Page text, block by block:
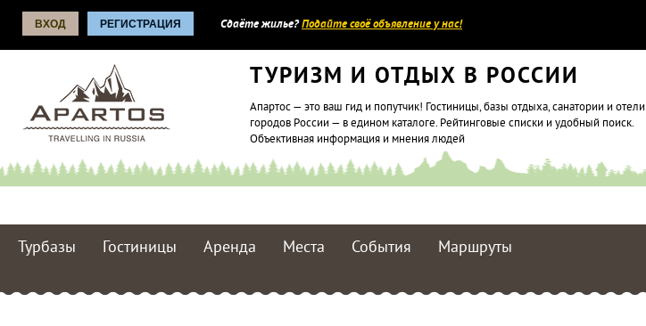
ВХОД РЕГИСТРАЦИЯ Сдаёте жилье?Подайте своё объявление у нас!
ТУРИЗМ И ОТДЫХ В РОССИИ
Апартос — это ваш гид и попутчик! Гостиницы, базы отдыха, санатории и отели
городов России — в едином каталоге. Рейтинговые списки и удобный поиск.
Объективная информация и мнения людей
Турбазы Гостиницы Аренда Места События Маршруты